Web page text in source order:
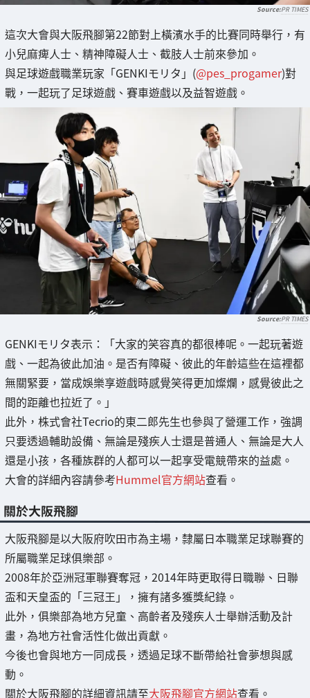
PR TIMES
這次大會與大阪飛腳第22節對上橫濱水手的比賽同時舉行，有
小兒麻痺人士、精神障礙人士、截肢人士前來參加。
與足球遊戲職業玩家「GENKIモリタ」(@pes_progamer)對
戰，一起玩了足球遊戲、賽車遊戲以及益智遊戲。
PR TIMES
GENKIモリタ表示：「大家的笑容真的都很棒呢。一起玩著遊
戲、一起為彼此加油。是否有障礙、彼此的年齡這些在這裡都
無關緊要，當成娛樂享遊戲時感覺笑得更加燦爛，感覺彼此之
間的距離也拉近了。」
此外，株式會社Tecrio的東二郎先生也參與了營運工作，強調
只要透過輔助設備、無論是殘疾人士還是普通人、無論是大人
還是小孩，各種族群的人都可以一起享受電競帶來的益處。
大會的詳細內容請參考Hummel官方網站查看。
關於大阪飛腳
大阪飛腳是以大阪府吹田市為主場，隸屬日本職業足球聯賽的
所屬職業足球俱樂部。
2008年於亞洲冠軍聯賽奪冠，2014年時更取得日職聯、日聯
盃和天皇盃的「三冠王」，擁有諸多獲獎紀錄。
此外，俱樂部為地方兒童、高齡者及殘疾人士舉辦活動及計
畫，為地方社會活性化做出貢獻。
今後也會與地方一同成長，透過足球不斷帶給社會夢想與感
動。
關於大阪飛腳的詳細資訊請至大阪飛腳官方網站查看。